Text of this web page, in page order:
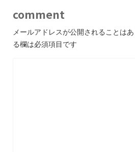
comment
メールアドレスが公開されることはあ
る欄は必須項目です